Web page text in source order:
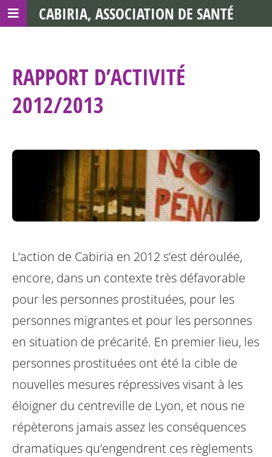
RAPPORT D’ACTIVITÉ
2012/2013
L’action de Cabiria en 2012 s’est déroulée,
encore, dans un contexte très défavorable
pour les personnes prostituées, pour les
personnes migrantes et pour les personnes
en situation de précarité. En premier lieu, les
personnes prostituées ont été la cible de
nouvelles mesures répressives visant à les
éloigner du centreville de Lyon, et nous ne
répèterons jamais assez les conséquences
dramatiques qu’engendrent ces règlements
CABIRIA, ASSOCIATION DE SANTÉ